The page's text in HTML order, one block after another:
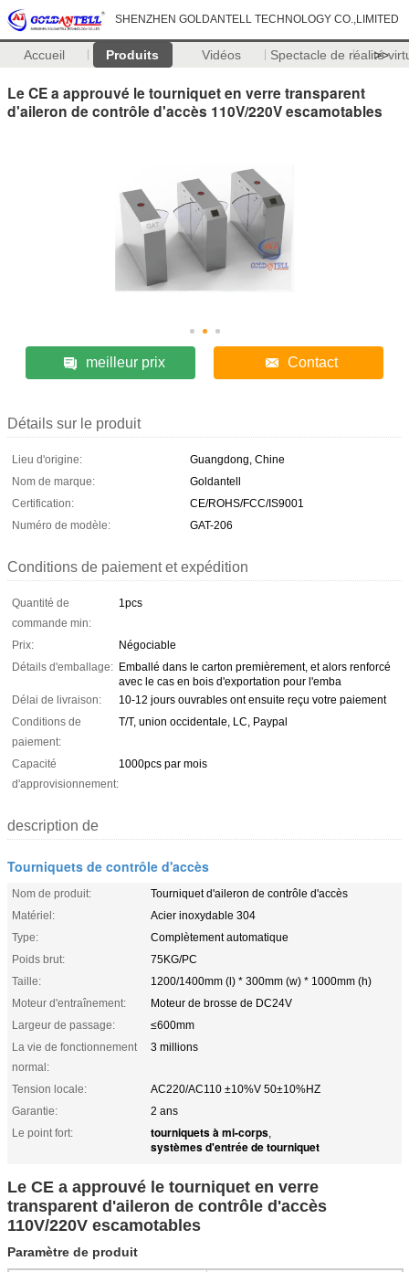
SHENZHEN GOLDANTELL TECHNOLOGY CO.,LIMITED
Accueil Produits Vidéos Spectacle de réalité
>>
Le CE a approuvé le tourniquet en verre transparent
d'aileron de contrôle d'accès 110V/220V escamotables
meilleur prix Contact
Détails sur le produit
Lieu d'origine:
Guangdong, Chine
Nom de marque:
Goldantell
Certification:
CE/ROHS/FCC/IS9001
Numéro de modèle:
GAT-206
Conditions de paiement et expédition
Quantité de
commande min:
1pcs
Prix:
Négociable
Détails d'emballage: Emballé dans le carton premièrement, et alors renforcé
avec le cas en bois d'exportation pour l'emba
Délai de livraison:
10-12 jours ouvrables ont ensuite reçu votre paiement
Conditions de
paiement:
T/T, union occidentale, LC, Paypal
Capacité
d'approvisionnement:
1000pcs par mois
description de
Tourniquets de contrôle d'accès
Nom de produit:
Tourniquet d'aileron de contrôle d'accès
Matériel:
Acier inoxydable 304
Type:
Complètement automatique
Poids brut:
75KG/PC
Taille:
1200/1400mm (l) * 300mm (w) * 1000mm (h)
Moteur d'entraînement:
Moteur de brosse de DC24V
Largeur de passage:
≤600mm
La vie de fonctionnement
normal:
3 millions
Tension locale:
AC220/AC110 ±10%V 50±10%HZ
Garantie:
2 ans
Le point fort:
tourniquets à mi-corps,
systèmes d'entrée de tourniquet
Le CE a approuvé le tourniquet en verre
transparent d'aileron de contrôle d'accès
110V/220V escamotables
Paramètre de produit